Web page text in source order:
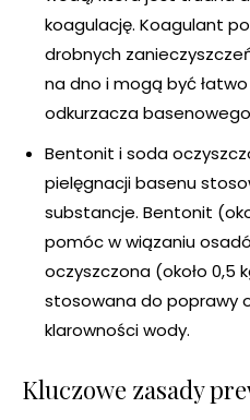
koagulację. Koagulant
drobnych
na dno i mogą być
odkurzacza
Bentonit i soda
pielęgnacji basenu
substancje. Bentonit
pomóc w wiązaniu
oczyszczona (około 0,5
stosowana do poprawy
klarowności wody.
Kluczowe zasady